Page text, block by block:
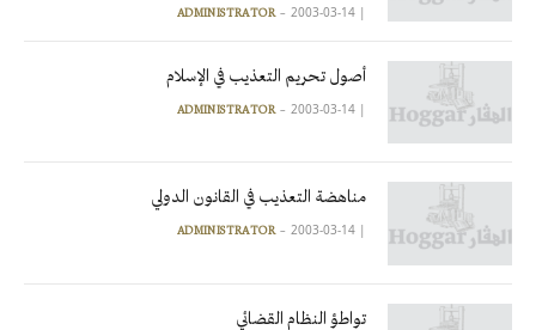
|
ADMINISTRATOR 2003-03-14
أصول تحريم التعذيب في الإسلام
|
ADMINISTRATOR 2003-03-14
مناهضة التعذيب في القانون الدولي
|
ADMINISTRATOR 2003-03-14
تواطؤ النظام القضائي